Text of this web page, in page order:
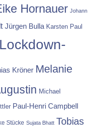
Hornauer Johann
Jürgen Bulla Karsten Paul
Lockdown-
Kröner Melanie
Michael
Paul-Henri Campbell
Stücke Sujata Bhatt Tobias